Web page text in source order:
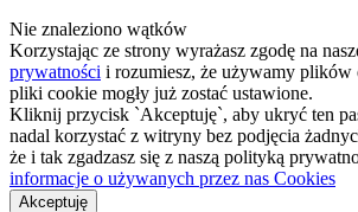
Nie znaleziono wątków
Korzystając ze strony wyrażasz zgodę na
prywatności i rozumiesz, że używamy plików
pliki cookie mogły już zostać ustawione.
Kliknij przycisk `Akceptuję`, aby ukryć ten
nadal korzystać z witryny bez podjęcia
że i tak zgadzasz się z naszą polityką
informacje o używanych przez nas Cookies
Akceptuję